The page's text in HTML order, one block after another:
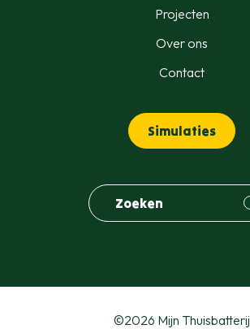
Projecten
Over ons
Contact
Simulaties
©2026 Mijn Thuisbatterij